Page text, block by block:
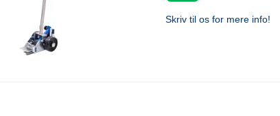
Skriv til os for mere info!